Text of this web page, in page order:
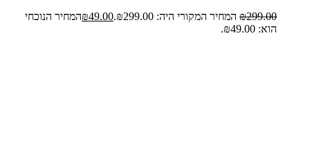
₪299.00 המחיר המקורי היה: ₪299.00. ₪49.00
המחיר הנוכחי
הוא: ₪49.00.